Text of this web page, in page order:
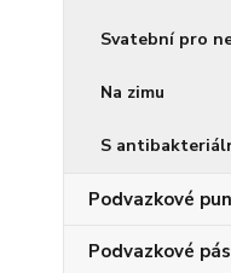
Svatební pro
Na zimu
S
Podvazkové
Podvazkové